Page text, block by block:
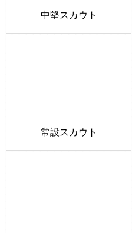
中堅スカウト
常設スカウト